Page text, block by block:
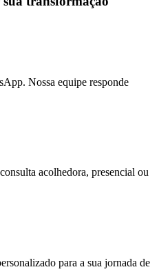
Nossa equipe responde
acolhedora, presencial ou
para a sua jornada de